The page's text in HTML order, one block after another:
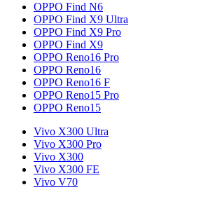
OPPO Find N6
OPPO Find X9 Ultra
OPPO Find X9 Pro
OPPO Find X9
OPPO Reno16 Pro
OPPO Reno16
OPPO Reno16 F
OPPO Reno15 Pro
OPPO Reno15
Vivo X300 Ultra
Vivo X300 Pro
Vivo X300
Vivo X300 FE
Vivo V70